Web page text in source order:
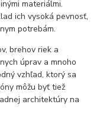
materiálmi.
ich vysoká pevnosť,
potrebám.
brehov riek a
úprav a mnoho
vzhľad, ktorý sa
môžu byť tiež
architektúry na